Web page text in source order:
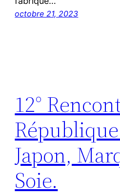
octobre 21, 2023
12°
Japon,
Soie.